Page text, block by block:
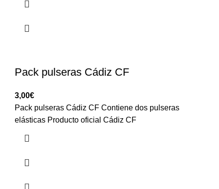
Pack pulseras Cádiz CF
3,00€
Pack pulseras Cádiz CF Contiene dos pulseras
elásticas Producto oficial Cádiz CF